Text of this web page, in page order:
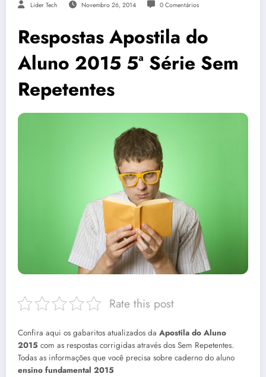
Lider Tech Novembro 26, 2014 0 Comentários
Respostas Apostila do
Aluno 2015 5ª Série Sem
Repetentes
Rate this post
Confira aqui os gabaritos atualizados da Apostila do Aluno
2015 com as respostas corrigidas através dos Sem Repetentes.
Todas as informações que você precisa sobre caderno do aluno
ensino fundamental 2015